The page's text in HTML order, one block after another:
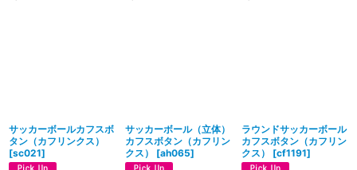
サッカーボールカフスボ
タン（カフリンクス）
[sc021]
サッカーボール（立体）
カフスボタン（カフリン
クス）
[ah065]
ラウンドサッカーボール
カフスボタン（カフリン
クス）
[cf1191]